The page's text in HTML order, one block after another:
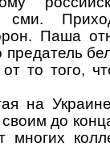
Паша
то того,
на
до